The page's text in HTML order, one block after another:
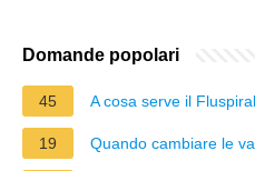
Domande popolari
45 A cosa serve il
19 Quando cambiare le